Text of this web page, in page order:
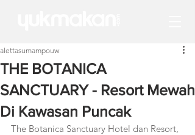
THE BOTANICA
SANCTUARY - Resort Mewah
Di Kawasan Puncak
alettasumampouw
The Botanica Sanctuary Hotel dan Resort,